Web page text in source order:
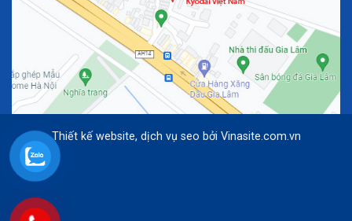
Thiết kế website, dịch vụ seo bởi Vinasite.com.vn